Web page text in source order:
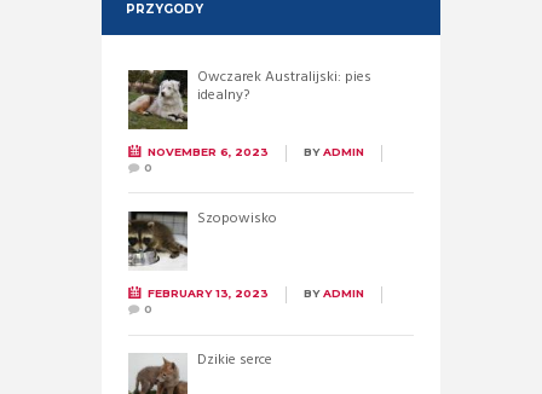
PRZYGODY
Owczarek Australijski: pies
idealny?
NOVEMBER 6, 2023 BYADMIN
0
Szopowisko
FEBRUARY 13, 2023 BYADMIN
0
Dzikie serce